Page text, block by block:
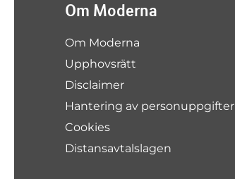
Om Moderna
Om Moderna
Upphovsrätt
Disclaimer
Hantering av personuppgifter
Cookies
Distansavtalslagen